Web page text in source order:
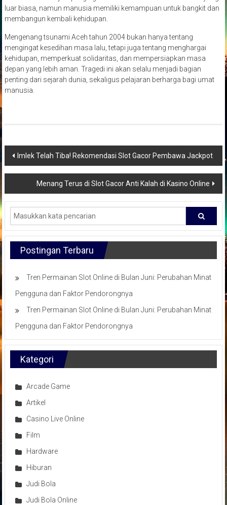
luar biasa, namun manusia memiliki kemampuan untuk bangkit dan
membangun kembali kehidupan.
Mengenang tsunami Aceh tahun 2004 bukan hanya tentang
mengingat kesedihan masa lalu, tetapi juga tentang menghargai
kehidupan, memperkuat solidaritas, dan mempersiapkan masa
depan yang lebih aman. Tragedi ini akan selalu menjadi bagian
penting dari sejarah dunia, sekaligus pelajaran berharga bagi umat
manusia.
Navigasi
pos
Imlek Telah Tiba! Rekomendasi Slot Gacor Pembawa Jackpot
Menang Terus di Slot Gacor Anti Kalah di Kasino Online
Postingan Terbaru
Tren Permainan Slot Online di Bulan Juni: Perubahan Minat
Pengguna dan Faktor Pendorongnya
Tren Permainan Slot Online di Bulan Juni: Perubahan Minat
Pengguna dan Faktor Pendorongnya
Kategori
Arcade Game
Artikel
Casino Live Online
Film
Hardware
Hiburan
Judi Bola
Judi Bola Online